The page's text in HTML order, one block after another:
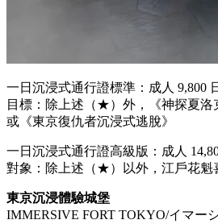
一日沉浸式通行證標準：成人 9,800
目標：除上述（★）外，《神探夏洛
或《東京復仇者沉浸式逃脫》
一日沉浸式通行證高級版：成人
對象：除上述（★）以外，江戶花魁
東京沉浸體驗城堡
IMMERSIVE FORT TOKYO/イマー